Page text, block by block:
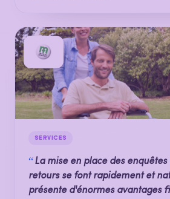
SERVICES
“La mise en place des
retours se font rapidement et
présente d'énormes avantages